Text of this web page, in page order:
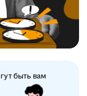
быть вам